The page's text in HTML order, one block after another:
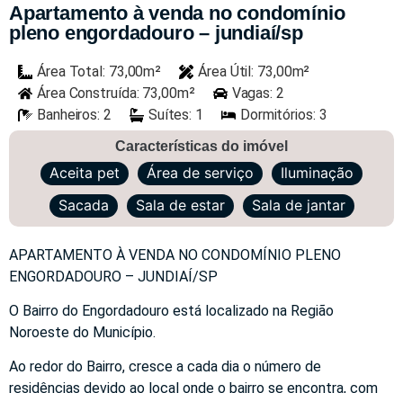
Apartamento à venda no condomínio
pleno engordadouro – jundiaí/sp
Área Total: 73,00m²
Área Útil: 73,00m²
Área Construída: 73,00m²
Vagas: 2
Banheiros: 2
Suítes: 1 Dormitórios: 3
Características do imóvel
Aceita pet Área de serviço
Iluminação
Sacada
Sala de estar Sala de jantar
APARTAMENTO À VENDA NO CONDOMÍNIO PLENO
ENGORDADOURO – JUNDIAÍ/SP
O Bairro do Engordadouro está localizado na Região
Noroeste do Município.
Ao redor do Bairro, cresce a cada dia o número de
residências devido ao local onde o bairro se encontra, com